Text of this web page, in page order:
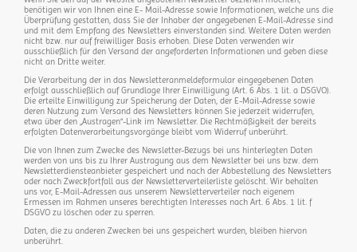
benötigen wir von Ihnen eine E- Mail-Adresse sowie Informationen, welche uns die
Überprüfung gestatten, dass Sie der Inhaber der angegebenen E-Mail-Adresse sind
und mit dem Empfang des Newsletters einverstanden sind. Weitere Daten werden
nicht bzw. nur auf freiwilliger Basis erhoben. Diese Daten verwenden wir
ausschließlich für den Versand der angeforderten Informationen und geben diese
nicht an Dritte weiter.
Die Verarbeitung der in das Newsletteranmeldeformular eingegebenen Daten
erfolgt ausschließlich auf Grundlage Ihrer Einwilligung (Art. 6 Abs. 1 lit. a DSGVO).
Die erteilte Einwilligung zur Speicherung der Daten, der E-Mail-Adresse sowie
deren Nutzung zum Versand des Newsletters können Sie jederzeit widerrufen,
etwa über den „Austragen“-Link im Newsletter. Die Rechtmäßigkeit der bereits
erfolgten Datenverarbeitungsvorgänge bleibt vom Widerruf unberührt.
Die von Ihnen zum Zwecke des Newsletter-Bezugs bei uns hinterlegten Daten
werden von uns bis zu Ihrer Austragung aus dem Newsletter bei uns bzw. dem
Newsletterdiensteanbieter gespeichert und nach der Abbestellung des Newsletters
oder nach Zweckfortfall aus der Newsletterverteilerliste gelöscht. Wir behalten
uns vor, E-Mail-Adressen aus unserem Newsletterverteiler nach eigenem
Ermessen im Rahmen unseres berechtigten Interesses nach Art. 6 Abs. 1 lit. f
DSGVO zu löschen oder zu sperren.
Daten, die zu anderen Zwecken bei uns gespeichert wurden, bleiben hiervon
unberührt.